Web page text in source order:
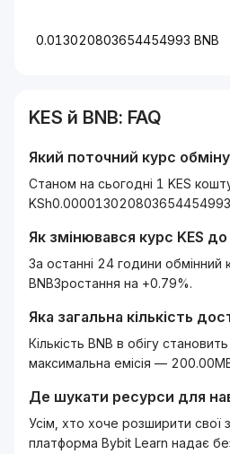
0.013020803654454993 BNB
KES й BNB: FAQ
Який поточний курс
Станом на сьогодні 1 KES
KSh0.000013020803654454993
Як змінювався курс KES до
За останні 24 години обмінний
BNBЗростання на +0.79%.
Яка загальна кількість
Кількість BNB в обігу
максимальна емісія —
Де шукати ресурси для
Усім, хто хоче розширити свої
платформа Bybit Learn надає